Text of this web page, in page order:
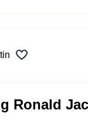
Ronald